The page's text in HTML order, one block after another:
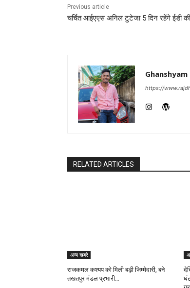
Previous article
चर्चित आईएएस अनिल टुटेजा 5 दिन रहेंगे ईडी
https://
RELATED ARTICLES
अन्य खबरे
राजकमल कश्यप को मिली बड़ी जिम्मेदारी, बने
तखतपुर मंडल प्रभारी…